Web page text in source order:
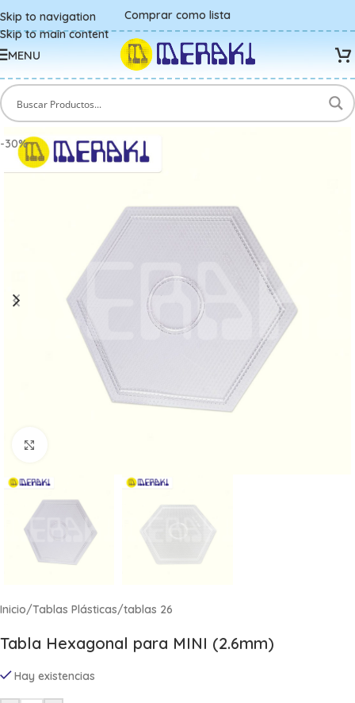
Skip to navigation
Skip to main content
Comprar como lista
MENU
-30%
Inicio/Tablas Plásticas/tablas 26
Tabla Hexagonal para MINI (2.6mm)
Hay existencias